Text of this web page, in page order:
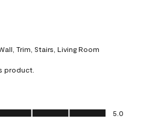
Trim, Stairs, Living Room
product.
out of 5
5.0